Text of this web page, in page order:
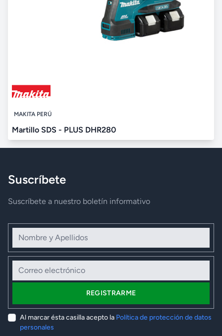
MAKITA PERÚ
Martillo SDS - PLUS DHR280
Suscríbete
Suscríbete a nuestro boletín informativo
Nombre y Apellidos
Correo electrónico
REGISTRARME
Al marcar ésta casilla acepto la Política de protección de datos
personales